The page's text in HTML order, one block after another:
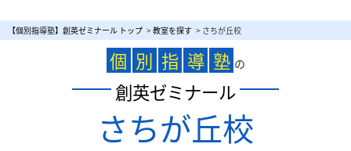
資料請求
授業料を知りたい
教室検索
【個別指導塾】創英ゼミナール トップ > 教室を探す > さちが丘校
個 別 指 導 塾 の
創英ゼミナール
さちが丘校